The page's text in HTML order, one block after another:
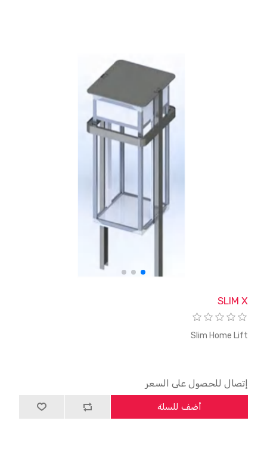
SLIM X
Slim Home Lift
إتصال للحصول على السعر
أضف للسلة